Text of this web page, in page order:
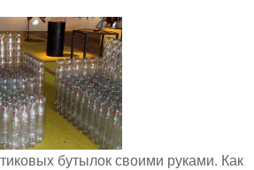
бутылок своими руками. Как